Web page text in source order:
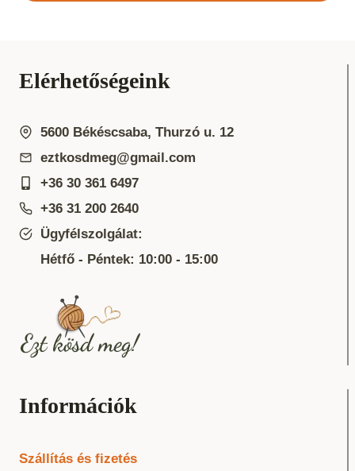
Elérhetőségeink
5600 Békéscsaba, Thurzó u. 12
eztkosdmeg@gmail.com
+36 30 361 6497
+36 31 200 2640
Ügyfélszolgálat:
Hétfő - Péntek: 10:00 - 15:00
Információk
Szállítás és fizetés